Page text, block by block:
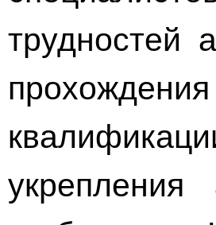
трудностей
укрепления